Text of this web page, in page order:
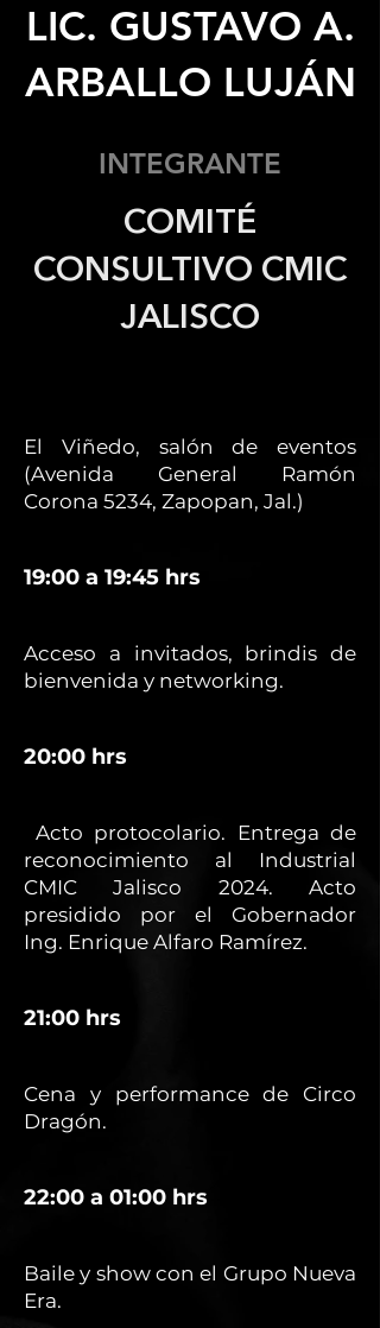
LIC. GUSTAVO A.
ARBALLO LUJÁN
INTEGRANTE
COMITÉ
CONSULTIVO CMIC
JALISCO
El Viñedo, salón de eventos
(Avenida General Ramón
Corona 5234, Zapopan, Jal.)
19:00 a 19:45 hrs
Acceso a invitados, brindis de
bienvenida y networking.
20:00 hrs
Acto protocolario. Entrega de
reconocimiento al Industrial
CMIC Jalisco 2024. Acto
presidido por el Gobernador
Ing. Enrique Alfaro Ramírez.
21:00 hrs
Cena y performance de Circo
Dragón.
22:00 a 01:00 hrs
Baile y show con el Grupo Nueva
Era.